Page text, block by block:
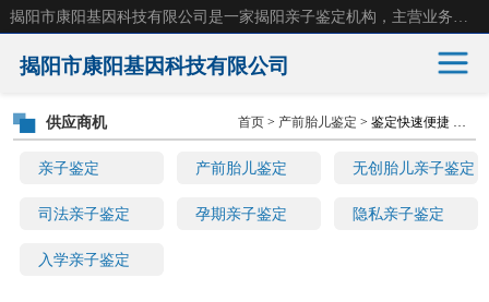
揭阳市康阳基因科技有限公司
亲子鉴定 产前胎儿鉴定 无创胎儿亲子鉴定
司法亲子鉴定 孕期亲子鉴定 隐私亲子鉴定
入学亲子鉴定
供应商机 首页 > 产前胎儿鉴定 > 鉴定快速便捷 揭东产前胎儿鉴定
亲子鉴定 产前胎儿鉴定
无创胎儿亲子鉴定 司法亲子鉴定
孕期亲子鉴定